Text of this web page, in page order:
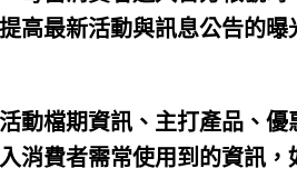
高最新活動與訊息公告的曝
動檔期資訊、主打產品、優
消費者需常使用到的資訊，